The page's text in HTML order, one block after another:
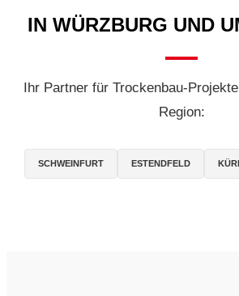
IN WÜRZBURG UND
Ihr Partner für Trockenbau-
Region:
SCHWEINFURT ESTENDFELD